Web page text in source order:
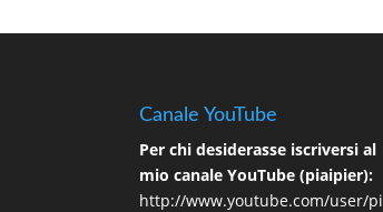
Canale YouTube
Per chi desiderasse iscriversi al
mio canale YouTube (piaipier):
http://www.youtube.com/user/pi